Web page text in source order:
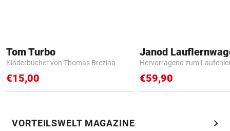
Tom Turbo
Kinderbücher von Thomas Brezina
€15,00
Janod
Hervorragend zum
€59,90
VORTEILSWELT MAGAZINE chevron_right